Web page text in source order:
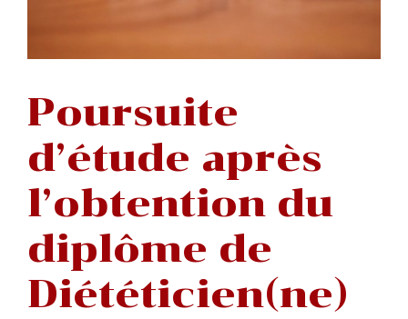
Poursuite
d’étude après
l’obtention du
diplôme de
Diététicien(ne)